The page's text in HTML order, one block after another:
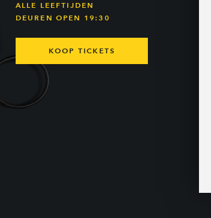
ALLE LEEFTIJDEN
DEUREN OPEN 19:30
KOOP TICKETS